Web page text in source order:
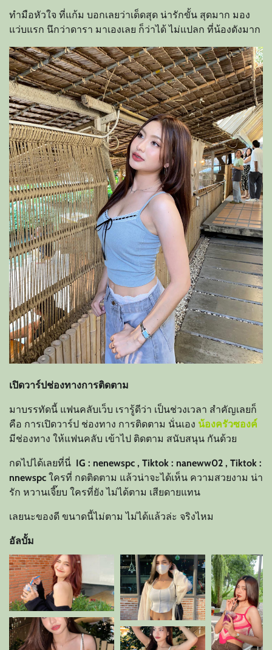
ทำมือหัวใจ ที่แก้ม บอกเลยว่าเด็ดสุด น่ารักขั้น สุดมาก มอง
แว่บแรก นึกว่าดารา มาเองเลย ก็ว่าได้ ไม่แปลก ที่น้องดังมาก
เปิดวาร์ปช่องทางการติดตาม
มาบรรทัดนี้ แฟนคลับเว็บ เรารู้ดีว่า เป็นช่วงเวลา สำคัญเลยก็
คือ การเปิดวาร์ป ช่องทาง การติดตาม นั่นเอง น้องครัวซองค์
มีช่องทาง ให้แฟนคลับ เข้าไป ติดตาม สนับสนุน กันด้วย
กดไปได้เลยที่นี่ IG : nenewspc , Tiktok : naneww02 , Tiktok :
nnewspc ใครที่ กดติดตาม แล้วน่าจะได้เห็น ความสวยงาม น่า
รัก หวานเจี๊ยบ ใครที่ยัง ไม่ได้ตาม เสียดายแทน
เลยนะของดี ขนาดนี้ไม่ตาม ไม่ได้แล้วล่ะ จริงไหม
อัลบั้ม